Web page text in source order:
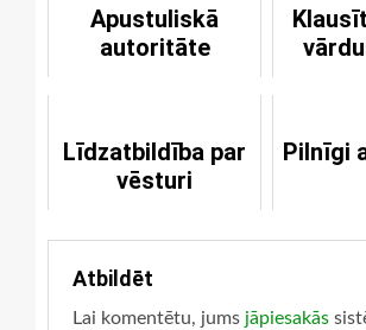
Apustuliskā
autoritāte
Līdzatbildība par
vēsturi
Pilnīgi
Atbildēt
Lai komentētu, jums jāpiesakās